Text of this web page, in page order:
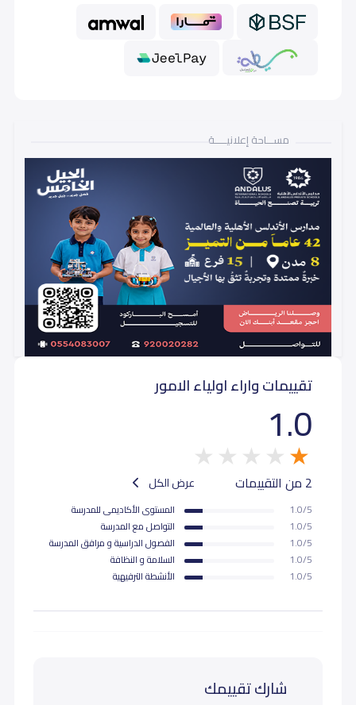
ثالث متوسط (Grade 9)
أول ثانوي (Grade 10)
ثاني ثانوي (Grade 11) 14,000
ثالث ثانوي (Grade 12) 14,000
مســـاحة إعلانيـــــة
تقييمات واراء اولياء الامور
1.0
2 من التقييمات عرض الكل
1.0/5
المستوى اﻷكاديمى للمدرسة
1.0/5
التواصل مع المدرسة
1.0/5
الفصول الدراسية و مرافق المدرسة
1.0/5
السلامة و النظافة
1.0/5
اﻷنشطة الترفيهية
شارك تقييمك